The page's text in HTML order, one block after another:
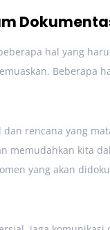
hal yang
Beberapa
rencana yang
memudahkan kita
yang akan